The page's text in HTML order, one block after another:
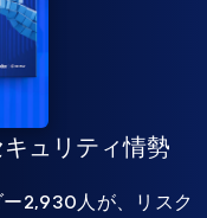
ュリティ情勢
2,930人が、リスク